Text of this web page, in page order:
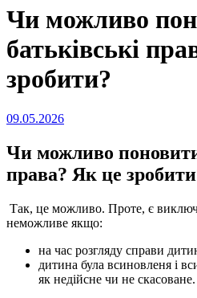
Чи можливо
батьківські
зробити?
Опубліковано
09.05.2026
Чи можливо поновити
права? Як це
Так, це можливо. Проте, є
неможливе якщо:
на час розгляду справи
дитина була всиновленя і
як недійсне чи не скасоване.